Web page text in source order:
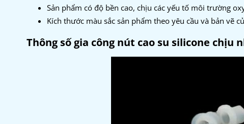
Sản phẩm có độ bền cao, chịu các yếu tố môi trường
Kích thước màu sắc sản phẩm theo yêu cầu và bản vẽ
Thông số gia công nút cao su silicone chịu